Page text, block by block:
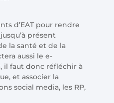
d’EAT pour rendre
présent
la santé et de la
aussi le e-
il faut donc réfléchir à
et associer la
social media, les RP,